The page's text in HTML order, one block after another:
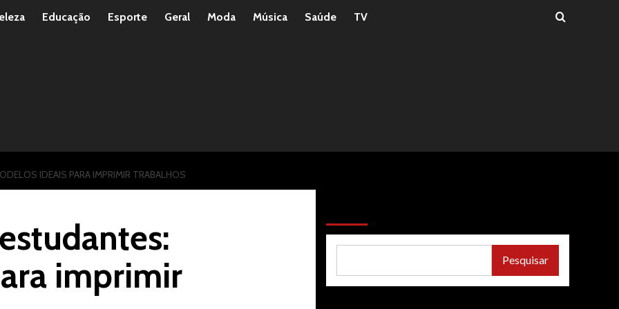
Educação Esporte Geral Moda Música Saúde TV
IDEAIS PARA IMPRIMIR TRABALHOS
imprimir
Pesquisar